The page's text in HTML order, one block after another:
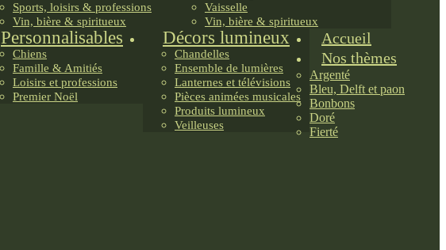
Sports, loisirs & professions
Vin, bière & spiritueux
Vaisselle
Vin, bière & spiritueux
Personnalisables
Chiens
Famille & Amitiés
Loisirs et professions
Premier Noël
Décors lumineux
Chandelles
Ensemble de lumières
Lanternes et télévisions
Pièces animées musicales
Produits lumineux
Veilleuses
Accueil
Nos thèmes
Argenté
Bleu, Delft et paon
Bonbons
Doré
Fierté